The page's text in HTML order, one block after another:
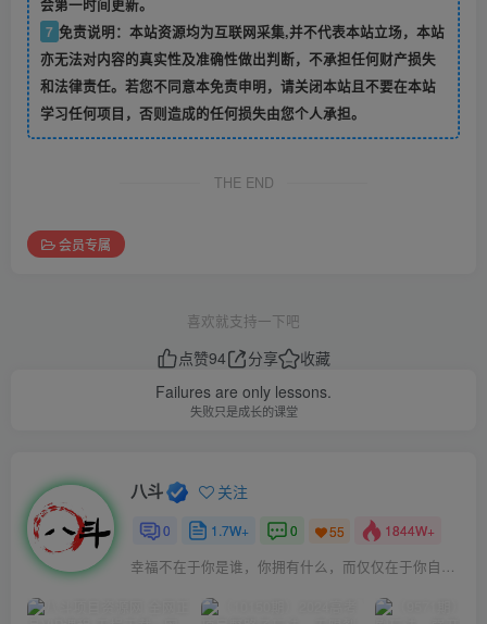
会第一时间更新。
7 免责说明：本站资源均为互联网采集,并不代表本站立场，本站
亦无法对内容的真实性及准确性做出判断，不承担任何财产损失
和法律责任。若您不同意本免责申明，请关闭本站且不要在本站
学习任何项目，否则造成的任何损失由您个人承担。
THE END
会员专属
喜欢就支持一下吧
点赞94 分享
收藏
Failures are only lessons.
失败只是成长的课堂
八斗 关注
0 1.7W+ 0 55 1844W+
幸福不在于你是谁，你拥有什么，而仅仅在于你自己怎么看待